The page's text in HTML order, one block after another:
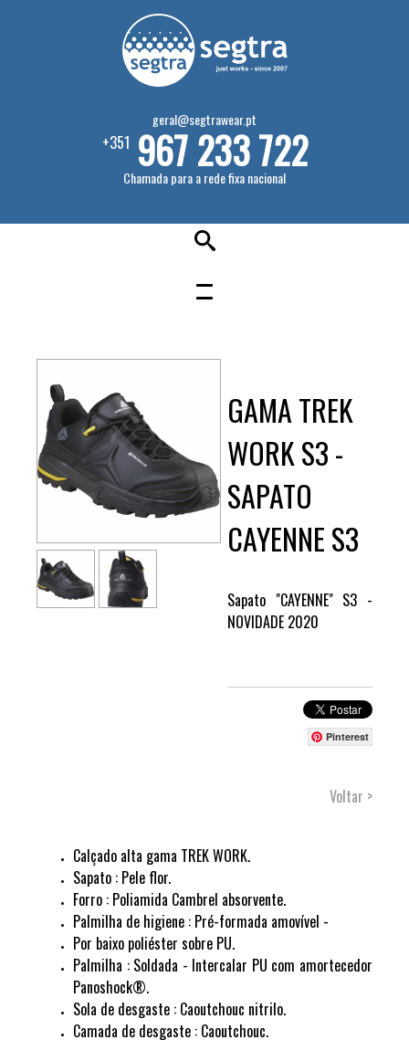
geral@segtrawear.pt
+351 967 233 722
Chamada para a rede fixa nacional
GAMA TREK
WORK S3 -
SAPATO
CAYENNE S3
Sapato "CAYENNE" S3 -
NOVIDADE 2020
Pinterest
Voltar >
Calçado alta gama TREK WORK.
Sapato : Pele flor.
Forro : Poliamida Cambrel absorvente.
Palmilha de higiene : Pré-formada amovível -
Por baixo poliéster sobre PU.
Palmilha : Soldada - Intercalar PU com amortecedor
Panoshock®.
Sola de desgaste : Caoutchouc nitrilo.
Camada de desgaste : Caoutchouc.